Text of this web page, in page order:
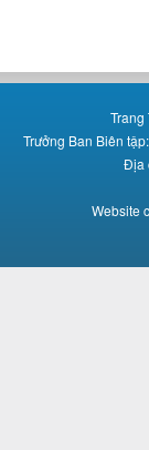
Trang
Trưởng Ban Biên
Địa
Website